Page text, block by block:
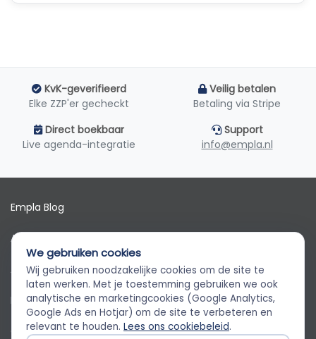
KvK-geverifieerd
Elke ZZP'er gecheckt
Veilig betalen
Betaling via Stripe
Direct boekbaar
Live agenda-integratie
Support
info@empla.nl
Empla Blog
Algemene voorwaarden
AVG
Privacybeleid
Cookiebeleid
Empla Assistent
Altijd beschikbaar, stel een vraag
We gebruiken cookies
Wij gebruiken noodzakelijke cookies om de site te
laten werken. Met je toestemming gebruiken we ook
analytische en marketingcookies (Google Analytics,
Google Ads en Hotjar) om de site te verbeteren en
relevant te houden. Lees ons cookiebeleid.